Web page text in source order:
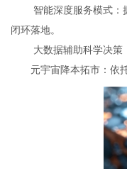
智能深度服务模式
闭环落地。
大数据辅助科学决
元宇宙降本拓市：依